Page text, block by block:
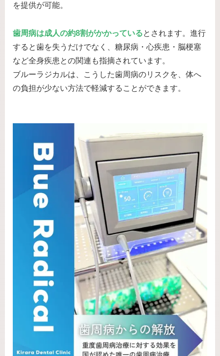
を提供が可能。
歯周病は成人の約8割がかかっているとされます。進行
すると歯を失うだけでなく、糖尿病・心疾患・脳梗塞
など全身疾患との関連も指摘されています。
ブルーラジカルは、こうした歯周病のリスクを、体へ
の負担が少ない方法で軽減することができます。